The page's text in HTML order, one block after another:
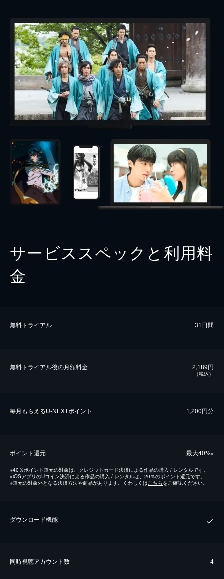
サービススペックと利用料
金
無料トライアル 31日間
無料トライアル後の⽉額料金 2,189円
（税込）
毎⽉もらえるU-NEXTポイント 1,200円分
ポイント還元 最⼤40%※
※40％ポイント還元の対象は、クレジットカード決済による作品の購入 / レンタルです。
※iOSアプリのUコイン決済による作品の購入 / レンタルは、20％のポイント還元です。
※還元の対象外となる決済方法や商品があります。くわしくは こちらをご確認ください。
ダウンロード機能
同時視聴アカウント数 4